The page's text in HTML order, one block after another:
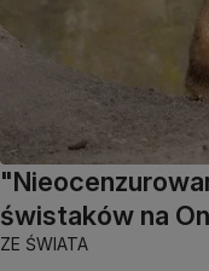
świstaków na
ZE ŚWIATA